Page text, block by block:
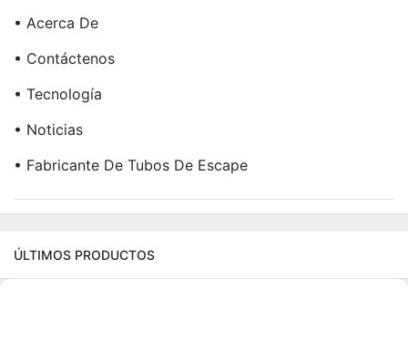
• Acerca De
• Contáctenos
• Tecnología
• Noticias
• Fabricante De Tubos De Escape
ÚLTIMOS PRODUCTOS